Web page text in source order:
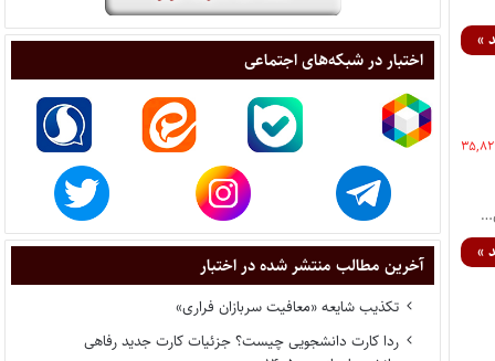
»
»
اختبار در شبکه‌های اجتماعی
آخرین مطالب منتشر شده در اختبار
تکذیب شایعه «معافیت سربازان فراری»
ردا کارت دانشجویی چیست؟ جزئیات کارت جدید رفاهی